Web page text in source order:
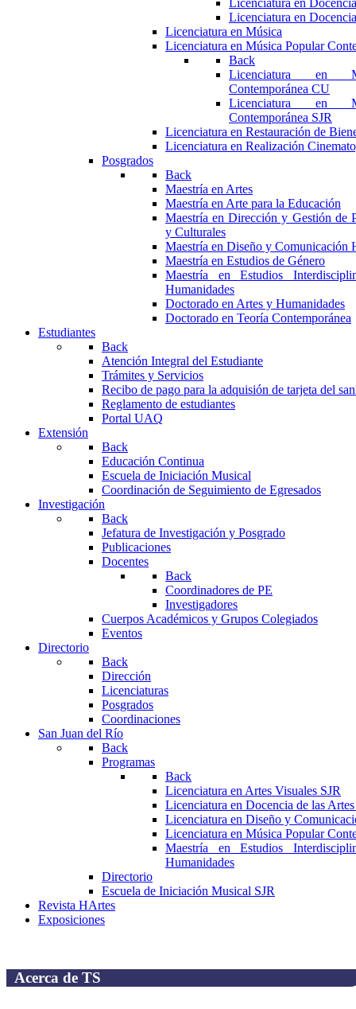
Licenciatura en
Licenciatura en
Licenciatura en Música
Licenciatura en Música Popular
Back
Licenciatura en
Contemporánea CU
Licenciatura en
Contemporánea SJR
Licenciatura en Restauración de
Licenciatura en Realización
Posgrados
Back
Maestría en Artes
Maestría en Arte para la Educación
Maestría en Dirección y Gestión de
y Culturales
Maestría en Diseño y Comunicación
Maestría en Estudios de Género
Maestría en Estudios
Humanidades
Doctorado en Artes y Humanidades
Doctorado en Teoría Contemporánea
Estudiantes
Back
Atención Integral del Estudiante
Trámites y Servicios
Recibo de pago para la adquisión de tarjeta del
Reglamento de estudiantes
Portal UAQ
Extensión
Back
Educación Continua
Escuela de Iniciación Musical
Coordinación de Seguimiento de Egresados
Investigación
Back
Jefatura de Investigación y Posgrado
Publicaciones
Docentes
Back
Coordinadores de PE
Investigadores
Cuerpos Académicos y Grupos Colegiados
Eventos
Directorio
Back
Dirección
Licenciaturas
Posgrados
Coordinaciones
San Juan del Río
Back
Programas
Back
Licenciatura en Artes Visuales SJR
Licenciatura en Docencia de las
Licenciatura en Diseño y
Licenciatura en Música Popular
Maestría en Estudios
Humanidades
Directorio
Escuela de Iniciación Musical SJR
Revista HArtes
Exposiciones
Acerca de TS